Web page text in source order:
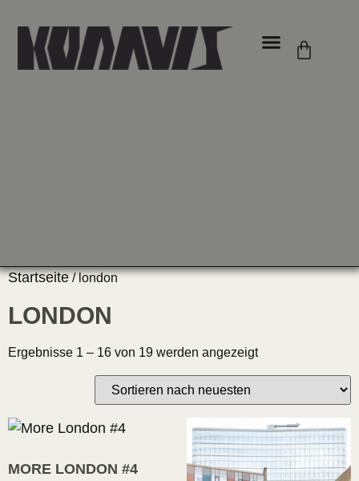
Startseite/ london
LONDON
Ergebnisse 1 – 16 von 19 werden angezeigt
MORE LONDON #4